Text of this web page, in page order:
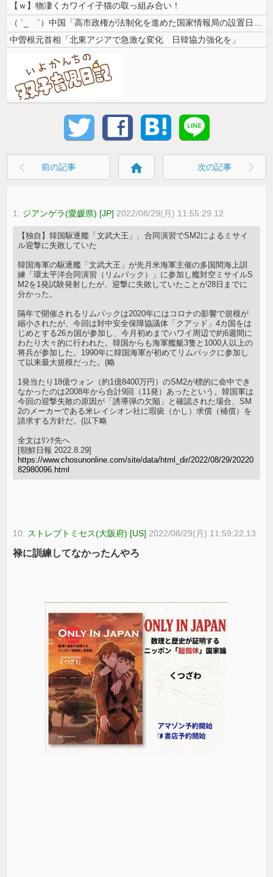
【ｗ】物凄くカワイイ子猫の取っ組み合い！
（ ´_ゝ`）中国「高市政権が法制化を進めた国家情報局の設置日が7月3...
中曽根元首相「北東アジアで急激な変化 日韓協力強化を」
前の記事 home 次の記事
1: ジアンゲラ(愛媛県) [JP] 2022/08/29(月) 11:55:29.12
【独自】韓国駆逐艦「文武大王」、合同演習でSM2によるミサイ
ル迎撃に失敗していた
韓国海軍の駆逐艦「文武大王」が先月米海軍主催の多国間海上訓
練「環太平洋合同演習（リムパック）」に参加し艦対空ミサイルS
M2を1発試験発射したが、迎撃に失敗していたことが28日までに
分かった。
隔年で開催されるリムパックは2020年にはコロナの影響で規模が
縮小されたが、今回は対中安全保障協議体「クアッド」4カ国をは
じめとする26カ国が参加し、今月初めまでハワイ周辺で約6週間に
わたり大々的に行われた。韓国からも海軍艦艇3隻と1000人以上の
将兵が参加した。1990年に韓国海軍が初めてリムパックに参加し
て以来最大規模だった。(略
1発当たり18億ウォン（約1億8400万円）のSM2が標的に命中でき
なかったのは2008年から合計9回（11発）あったという。韓国軍は
今回の迎撃失敗の原因が「誘導弾の欠陥」と確認された場合、SM
2のメーカーである米レイシオン社に瑕疵（かし）求償（補償）を
請求する方針だ。(以下略
全文はﾘﾝｸ先へ
[朝鮮日報 2022.8.29]
https://www.chosunonline.com/site/data/html_dir/2022/08/29/20220
82980096.html
10: ストレプトミセス(大阪府) [US] 2022/08/29(月) 11:59:22.13
禄に訓練してなかったんやろ